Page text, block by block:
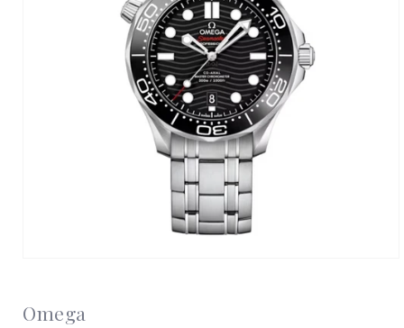
v
modálním
Omega